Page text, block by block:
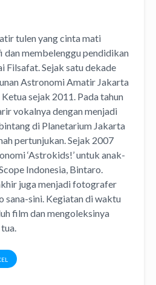
tulen yang cinta mati
membelenggu pendidikan
Filsafat. Sejak satu dekade
Astronomi Amatir Jakarta
sejak 2011. Pada tahun
vokalnya dengan menjadi
di Planetarium Jakarta
pertunjukan. Sejak 2007
‘Astrokids!’ untuk anak-
Indonesia, Bintaro.
juga menjadi fotografer
sana-sini. Kegiatan di waktu
film dan mengoleksinya